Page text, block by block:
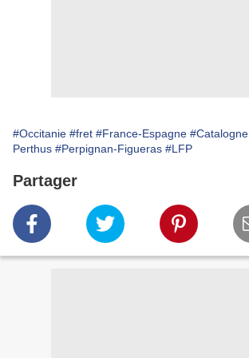
#Occitanie #fret #France-Espagne #Catalogne
Perthus #Perpignan-Figueras #LFP
Partager